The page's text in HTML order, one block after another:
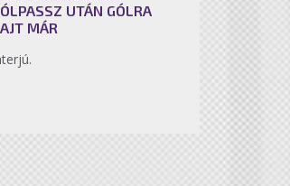
UTÁN GÓLRA
MÁR